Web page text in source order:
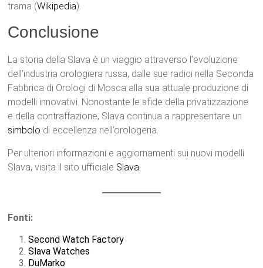
trama​ (Wikipedia)​.
Conclusione
La storia della Slava è un viaggio attraverso l’evoluzione
dell’industria orologiera russa, dalle sue radici nella Seconda
Fabbrica di Orologi di Mosca alla sua attuale produzione di
modelli innovativi. Nonostante le sfide della privatizzazione
e della contraffazione, Slava continua a rappresentare un
simbolo di eccellenza nell’orologeria.
Per ulteriori informazioni e aggiornamenti sui nuovi modelli
Slava, visita il sito ufficiale Slava.
Fonti:
Second Watch Factory
Slava Watches
DuMarko